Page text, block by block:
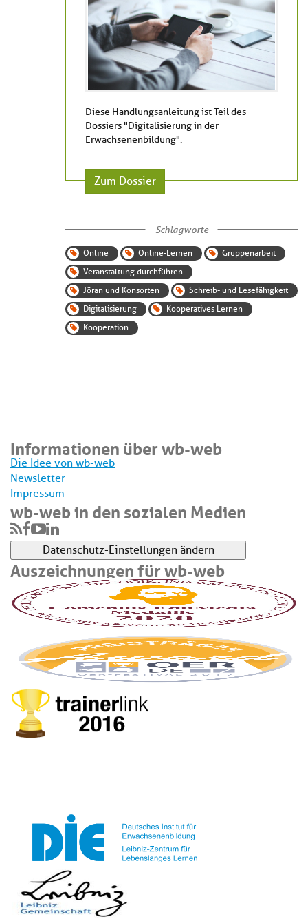
Diese Handlungsanleitung ist Teil des
Dossiers "Digitalisierung in der
Erwachsenenbildung".
Zum Dossier
Schlagworte
Online Online-Lernen
Gruppenarbeit
Veranstaltung durchführen
Jöran und Konsorten
Schreib- und Lesefähigkeit
Digitalisierung
Kooperatives Lernen
Kooperation
Informationen über wb-web
Die Idee von wb-web
Newsletter
Impressum
wb-web in den sozialen Medien
Datenschutz-Einstellungen ändern
Auszeichnungen für wb-web